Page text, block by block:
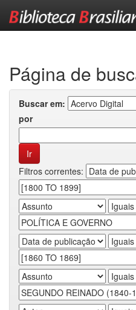
Página de
Buscar em:
por
Filtros correntes: